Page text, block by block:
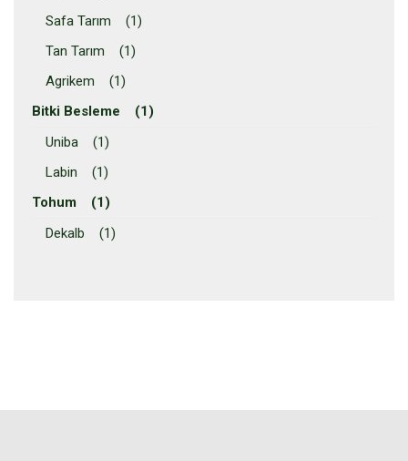
Safa Tarım (1)
Tan Tarım (1)
Agrikem (1)
Bitki Besleme (1)
Uniba (1)
Labin (1)
Tohum (1)
Dekalb (1)